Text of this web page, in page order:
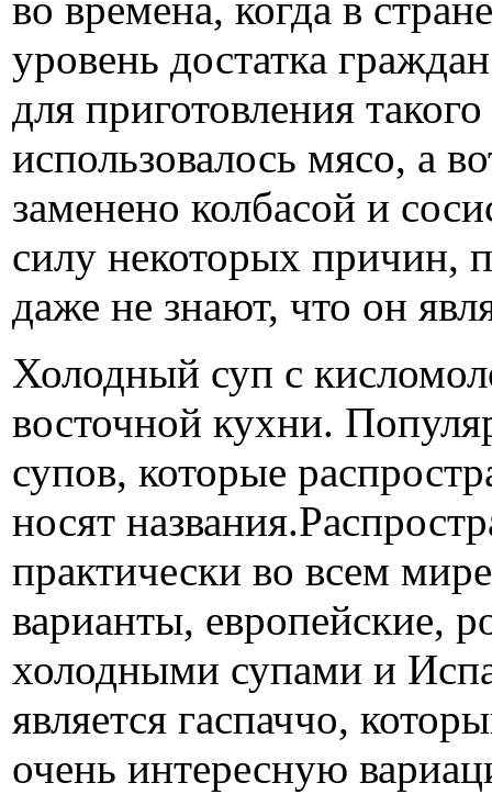
уровень достатка
для приготовления
использовалось мясо, а
заменено колбасой и
силу некоторых причин,
даже не знают, что он
Холодный суп с
восточной кухни.
супов, которые
носят
практически во всем
варианты, европейские,
холодными супами и
является гаспаччо,
очень интересную